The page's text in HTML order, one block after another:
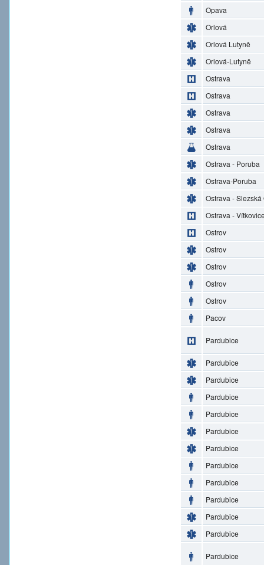
Opava
Orlová
Orlová Lutyně
Orlová-Lutyně
Ostrava
Ostrava
Ostrava
Ostrava
Ostrava
Ostrava - Poruba
Ostrava-Poruba
Ostrava - Slezská
Ostrava -
Ostrov
Ostrov
Ostrov
Ostrov
Ostrov
Pacov
Pardubice
Pardubice
Pardubice
Pardubice
Pardubice
Pardubice
Pardubice
Pardubice
Pardubice
Pardubice
Pardubice
Pardubice
Pardubice